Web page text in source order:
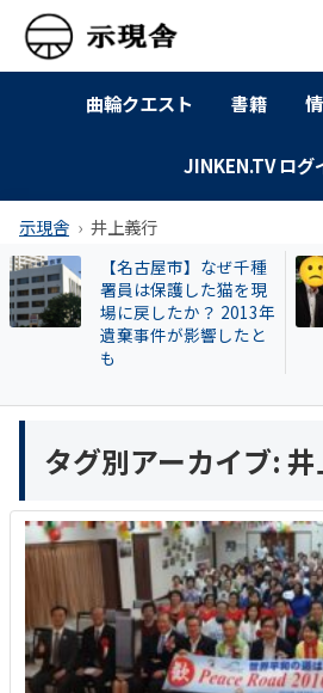
曲輪クエスト 書籍
JINKEN.TV ログ
示現舎 井上義行
【名古屋市】なぜ千種
署員は保護した猫を現
場に戻したか？ 2013年
遺棄事件が影響したと
も
タグ別アーカイブ: